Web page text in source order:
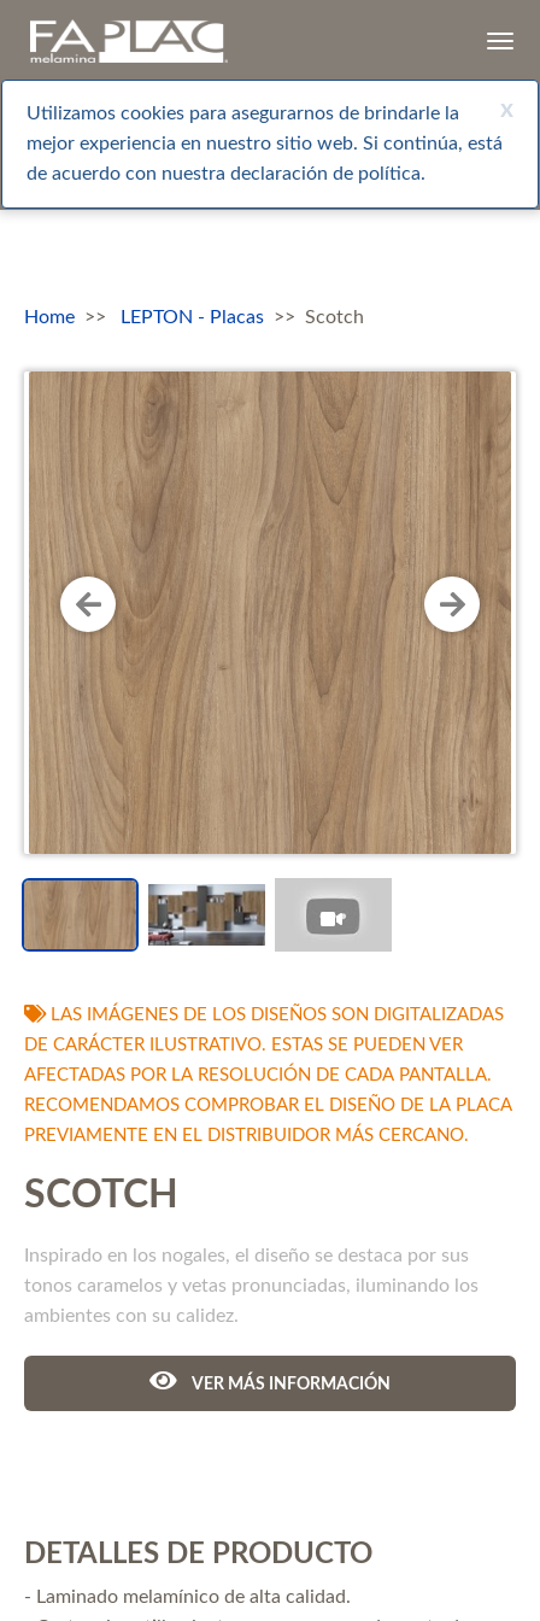
x
Utilizamos cookies para asegurarnos de brindarle la
mejor experiencia en nuestro sitio web. Si continúa, está
de acuerdo con nuestra declaración de política.
Home LEPTON - Placas Scotch
LAS IMÁGENES DE LOS DISEÑOS SON DIGITALIZADAS
DE CARÁCTER ILUSTRATIVO. ESTAS SE PUEDEN VER
AFECTADAS POR LA RESOLUCIÓN DE CADA PANTALLA.
RECOMENDAMOS COMPROBAR EL DISEÑO DE LA PLACA
PREVIAMENTE EN EL DISTRIBUIDOR MÁS CERCANO.
SCOTCH
Inspirado en los nogales, el diseño se destaca por sus
tonos caramelos y vetas pronunciadas, iluminando los
ambientes con su calidez.
VER MÁS INFORMACIÓN
DETALLES DE PRODUCTO
- Laminado melamínico de alta calidad.